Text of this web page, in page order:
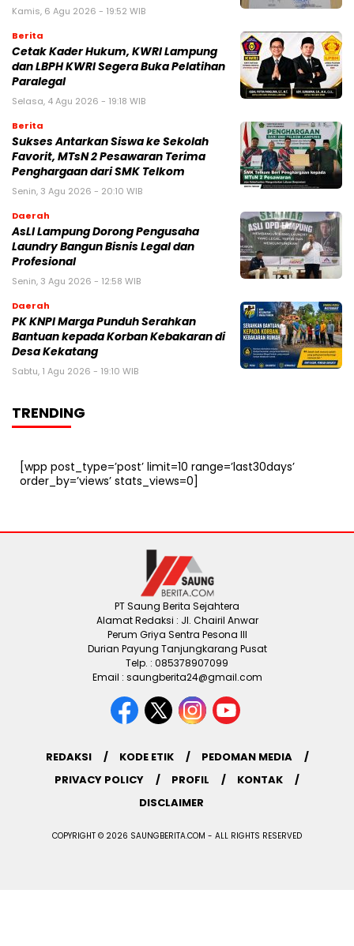
Kamis, 6 Agu 2026 - 19:52 WIB
Berita
Cetak Kader Hukum, KWRI Lampung
dan LBPH KWRI Segera Buka Pelatihan
Paralegal
Selasa, 4 Agu 2026 - 19:18 WIB
Berita
Sukses Antarkan Siswa ke Sekolah
Favorit, MTsN 2 Pesawaran Terima
Penghargaan dari SMK Telkom
Senin, 3 Agu 2026 - 20:10 WIB
Daerah
AsLI Lampung Dorong Pengusaha
Laundry Bangun Bisnis Legal dan
Profesional
Senin, 3 Agu 2026 - 12:58 WIB
Daerah
PK KNPI Marga Punduh Serahkan
Bantuan kepada Korban Kebakaran di
Desa Kekatang
Sabtu, 1 Agu 2026 - 19:10 WIB
TRENDING
[wpp post_type=’post’ limit=10 range=’last30days’
order_by=’views’ stats_views=0]
PT Saung Berita Sejahtera
Alamat Redaksi : Jl. Chairil Anwar
Perum Griya Sentra Pesona III
Durian Payung Tanjungkarang Pusat
Telp. : 085378907099
Email : saungberita24@gmail.com
REDAKSI KODE ETIK
PEDOMAN MEDIA
PRIVACY POLICY
PROFIL
KONTAK
DISCLAIMER
COPYRIGHT © 2026 SAUNGBERITA.COM - ALL RIGHTS RESERVED